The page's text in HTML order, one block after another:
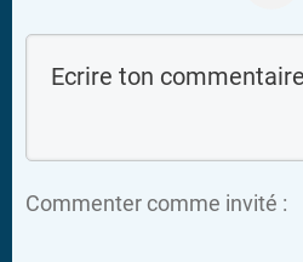
Commenter comme invité :